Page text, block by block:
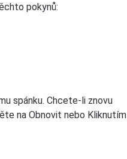
pokynů:
spánku. Chcete-li znovu
na Obnovit nebo Kliknutím